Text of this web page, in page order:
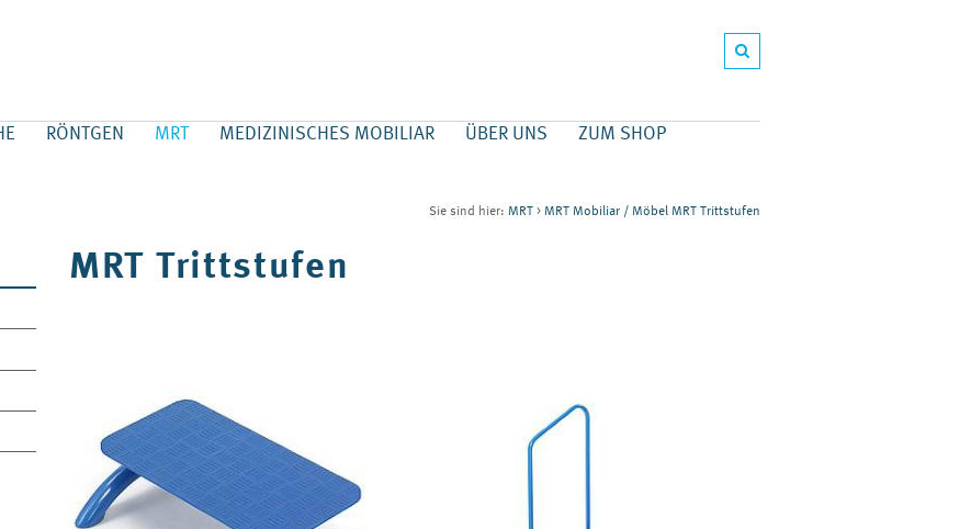
RÖNTGEN MRT MEDIZINISCHES MOBILIAR ÜBER UNS
ZUM SHOP
Sie sind hier: MRT>MRT Mobiliar / MöbelMRT Trittstufen
MRT Trittstufen